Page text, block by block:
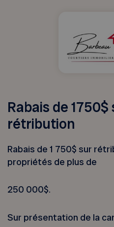
Rabais de 1750$
rétribution
Rabais de 1 750$ sur
propriétés de plus de
250 000$.
Sur présentation de la